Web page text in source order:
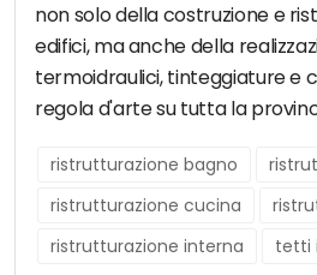
non solo della costruzione e
edifici, ma anche della
termoidraulici, tinteggiature e
regola d'arte su tutta la
ristrutturazione bagno
ristrutturazione cucina
ristrutturazione interna
tetti